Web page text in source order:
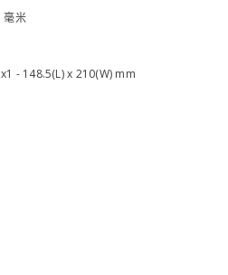
毫米
- 148.5(L) x 210(W) mm